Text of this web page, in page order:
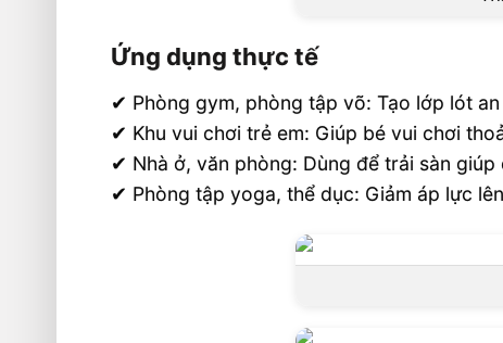
Ứng dụng thực tế
✔ Phòng gym, phòng tập võ: Tạo lớp lót
✔ Khu vui chơi trẻ em: Giúp bé vui chơi
✔ Nhà ở, văn phòng: Dùng để trải sàn
✔ Phòng tập yoga, thể dục: Giảm áp lực